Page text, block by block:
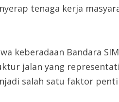
tenaga kerja
keberadaan Bandara
jalan yang
salah satu faktor